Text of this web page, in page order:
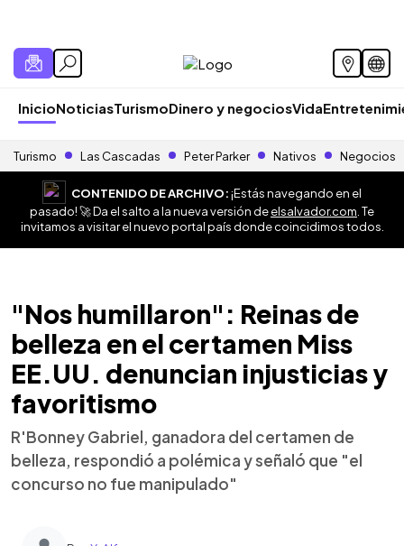
InicioNoticiasTurismoDinero y negociosVida
Turismo Las Cascadas Peter Parker Nativos Negocios
CONTENIDO DE ARCHIVO:¡Estás navegando en el
pasado! 🚀 Da el salto a la nueva versión deelsalvador.com . Te
invitamos a visitar el nuevo portal país donde coincidimos todos.
"Nos humillaron": Reinas de
belleza en el certamen Miss
EE.UU. denuncian injusticias y
favoritismo
R'Bonney Gabriel, ganadora del certamen de
belleza, respondió a polémica y señaló que "el
concurso no fue manipulado"